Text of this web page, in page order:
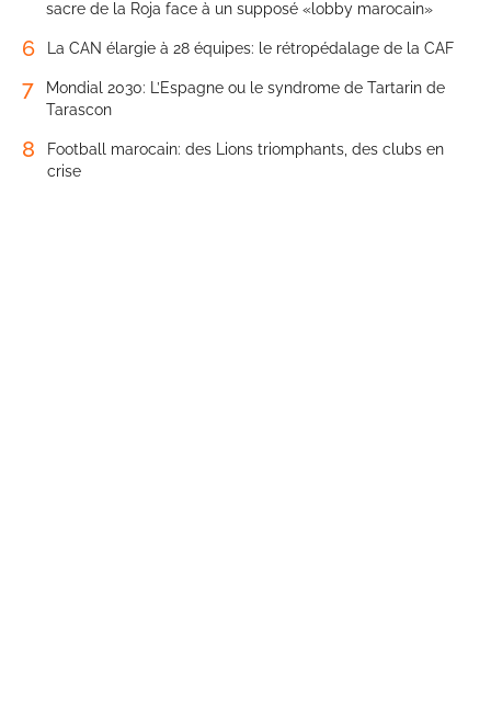
sacre de la Roja face à un supposé «lobby marocain»
6 La CAN élargie à 28 équipes: le rétropédalage de la CAF
7
Mondial 2030: L’Espagne ou le syndrome de Tartarin de
Tarascon
8
Football marocain: des Lions triomphants, des clubs en
crise